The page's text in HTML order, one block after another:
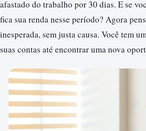
afastado do trabalho por 30 dias. E se
fica sua renda nesse período? Agora
inesperada, sem justa causa. Você tem
suas contas até encontrar uma nova